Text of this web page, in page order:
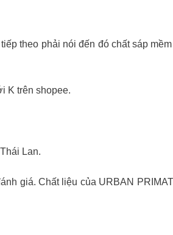
theo phải nói đến đó chất sáp
K trên shopee.
Lan.
giá. Chất liệu của URBAN